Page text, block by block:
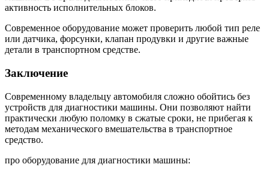
активность исполнительных блоков.
Современное оборудование может проверить любой тип реле
или датчика, форсунки, клапан продувки и другие важные
детали в транспортном средстве.
Заключение
Современному владельцу автомобиля сложно обойтись без
устройств для диагностики машины. Они позволяют найти
практически любую поломку в сжатые сроки, не прибегая к
методам механического вмешательства в транспортное
средство.
про оборудование для диагностики машины: